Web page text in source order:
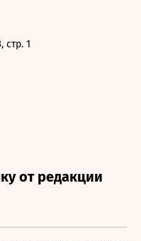
стр. 1